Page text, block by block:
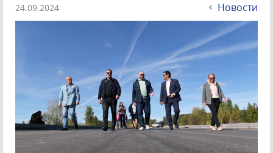
24.09.2024 Новости